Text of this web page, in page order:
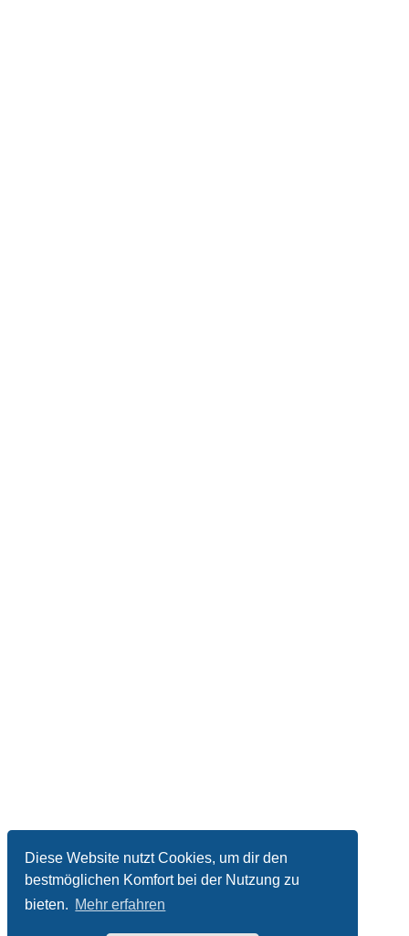
Diese Website nutzt Cookies, um dir den
bestmöglichen Komfort bei der Nutzung zu
bieten. Mehr erfahren